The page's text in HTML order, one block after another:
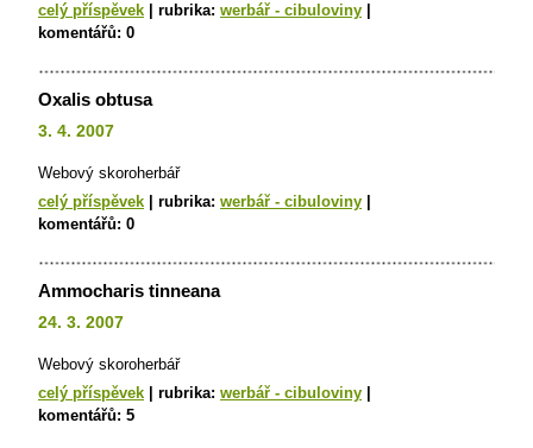
celý příspěvek
rubrika: werbář - cibuloviny
komentářů: 0
Oxalis obtusa
3. 4. 2007
Webový skoroherbář
celý příspěvek
rubrika: werbář - cibuloviny
komentářů: 0
Ammocharis tinneana
24. 3. 2007
Webový skoroherbář
celý příspěvek
rubrika: werbář - cibuloviny
komentářů: 5